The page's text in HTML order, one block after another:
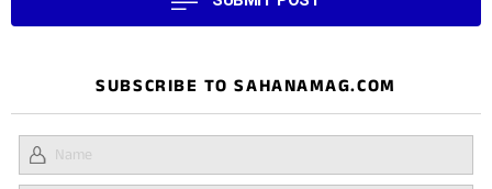
SUBSCRIBE TO SAHANAMAG.COM